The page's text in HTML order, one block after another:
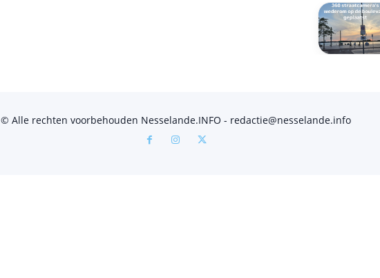
© Alle rechten voorbehouden Nesselande.INFO - redactie@nesselande.info